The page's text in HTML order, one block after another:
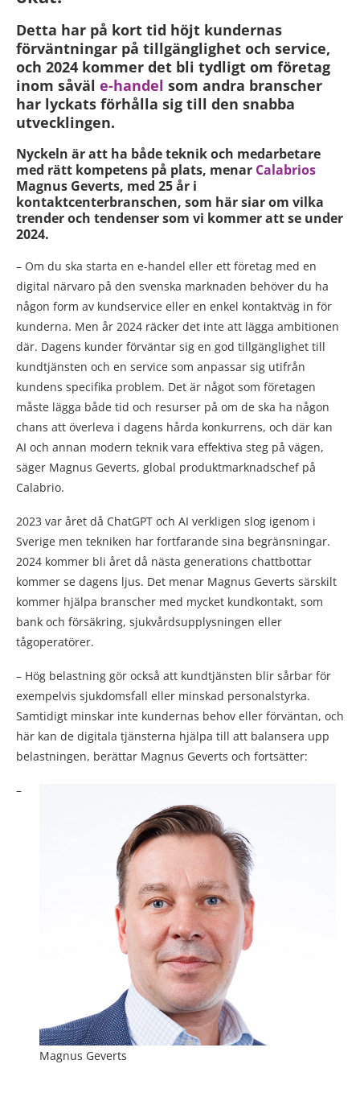
Detta har på kort tid höjt kundernas
förväntningar på tillgänglighet och service,
och 2024 kommer det bli tydligt om företag
inom såväl e-handel som andra branscher
har lyckats förhålla sig till den snabba
utvecklingen.
Nyckeln är att ha både teknik och medarbetare
med rätt kompetens på plats, menar Calabrios
Magnus Geverts, med 25 år i
kontaktcenterbranschen, som här siar om vilka
trender och tendenser som vi kommer att se under
2024.
– Om du ska starta en e-handel eller ett företag med en
digital närvaro på den svenska marknaden behöver du ha
någon form av kundservice eller en enkel kontaktväg in för
kunderna. Men år 2024 räcker det inte att lägga ambitionen
där. Dagens kunder förväntar sig en god tillgänglighet till
kundtjänsten och en service som anpassar sig utifrån
kundens specifika problem. Det är något som företagen
måste lägga både tid och resurser på om de ska ha någon
chans att överleva i dagens hårda konkurrens, och där kan
AI och annan modern teknik vara effektiva steg på vägen,
säger Magnus Geverts, global produktmarknadschef på
Calabrio.
2023 var året då ChatGPT och AI verkligen slog igenom i
Sverige men tekniken har fortfarande sina begränsningar.
2024 kommer bli året då nästa generations chattbottar
kommer se dagens ljus. Det menar Magnus Geverts särskilt
kommer hjälpa branscher med mycket kundkontakt, som
bank och försäkring, sjukvårdsupplysningen eller
tågoperatörer.
– Hög belastning gör också att kundtjänsten blir sårbar för
exempelvis sjukdomsfall eller minskad personalstyrka.
Samtidigt minskar inte kundernas behov eller förväntan, och
här kan de digitala tjänsterna hjälpa till att balansera upp
belastningen, berättar Magnus Geverts och fortsätter:
Magnus Geverts
–